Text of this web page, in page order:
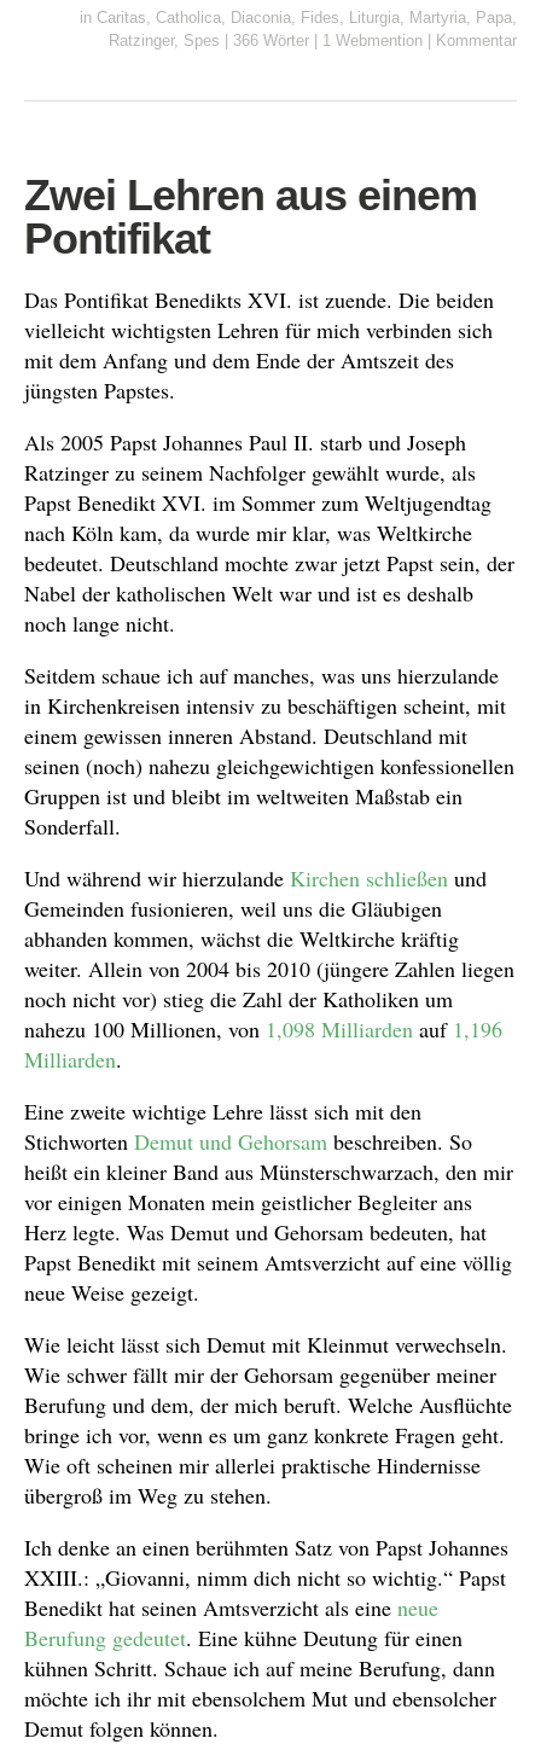
in Caritas, Catholica, Diaconia, Fides, Liturgia, Martyria, Papa,
Ratzinger, Spes 366 Wörter 1 Webmention Kommentar
Zwei Lehren aus einem
Pontifikat
Das Pontifikat Benedikts XVI. ist zuende. Die beiden
vielleicht wichtigsten Lehren für mich verbinden sich
mit dem Anfang und dem Ende der Amtszeit des
jüngsten Papstes.
Als 2005 Papst Johannes Paul II. starb und Joseph
Ratzinger zu seinem Nachfolger gewählt wurde, als
Papst Benedikt XVI. im Sommer zum Weltjugendtag
nach Köln kam, da wurde mir klar, was Weltkirche
bedeutet. Deutschland mochte zwar jetzt Papst sein, der
Nabel der katholischen Welt war und ist es deshalb
noch lange nicht.
Seitdem schaue ich auf manches, was uns hierzulande
in Kirchenkreisen intensiv zu beschäftigen scheint, mit
einem gewissen inneren Abstand. Deutschland mit
seinen (noch) nahezu gleichgewichtigen konfessionellen
Gruppen ist und bleibt im weltweiten Maßstab ein
Sonderfall.
Und während wir hierzulande Kirchen schließen und
Gemeinden fusionieren, weil uns die Gläubigen
abhanden kommen, wächst die Weltkirche kräftig
weiter. Allein von 2004 bis 2010 (jüngere Zahlen liegen
noch nicht vor) stieg die Zahl der Katholiken um
nahezu 100 Millionen, von 1,098 Milliarden auf 1,196
Milliarden.
Eine zweite wichtige Lehre lässt sich mit den
Stichworten Demut und Gehorsam beschreiben. So
heißt ein kleiner Band aus Münsterschwarzach, den mir
vor einigen Monaten mein geistlicher Begleiter ans
Herz legte. Was Demut und Gehorsam bedeuten, hat
Papst Benedikt mit seinem Amtsverzicht auf eine völlig
neue Weise gezeigt.
Wie leicht lässt sich Demut mit Kleinmut verwechseln.
Wie schwer fällt mir der Gehorsam gegenüber meiner
Berufung und dem, der mich beruft. Welche Ausflüchte
bringe ich vor, wenn es um ganz konkrete Fragen geht.
Wie oft scheinen mir allerlei praktische Hindernisse
übergroß im Weg zu stehen.
Ich denke an einen berühmten Satz von Papst Johannes
XXIII.: „Giovanni, nimm dich nicht so wichtig.“ Papst
Benedikt hat seinen Amtsverzicht als eine neue
Berufung gedeutet. Eine kühne Deutung für einen
kühnen Schritt. Schaue ich auf meine Berufung, dann
möchte ich ihr mit ebensolchem Mut und ebensolcher
Demut folgen können.